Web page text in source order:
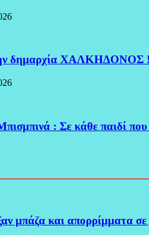
δημαρχία ΧΑΛΚΗΔΟΝΟΣ !
: Σε κάθε παιδί
και απορρίμματα